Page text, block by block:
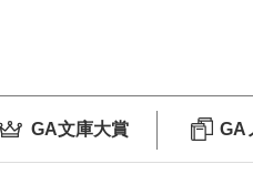
GA文庫大賞 GA